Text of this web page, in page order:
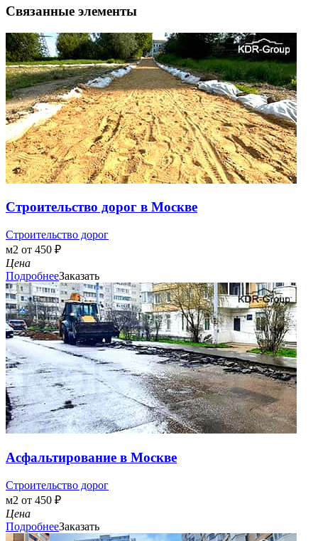
Связанные элементы
Строительство дорог в Москве
Строительство дорог
м2 от 450 ₽
Цена
ПодробнееЗаказать
Асфальтирование в Москве
Строительство дорог
м2 от 450 ₽
Цена
ПодробнееЗаказать